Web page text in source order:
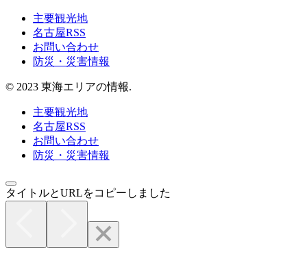
主要観光地
名古屋RSS
お問い合わせ
防災・災害情報
© 2023 東海エリアの情報.
主要観光地
名古屋RSS
お問い合わせ
防災・災害情報
タイトルとURLをコピーしました